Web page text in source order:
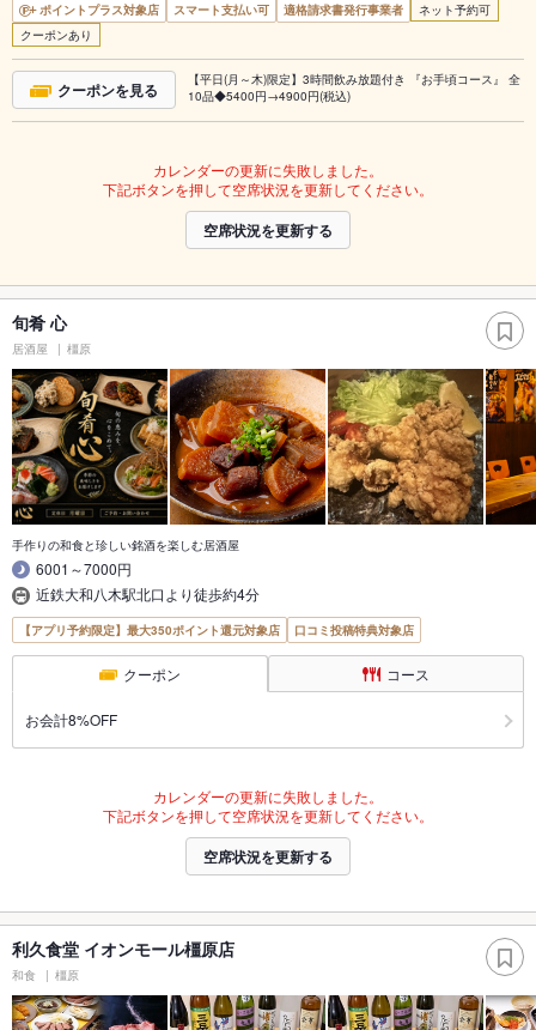
ポイントプラス対象店
スマート支払い可 適格請求書発行事業者
ネット予約可
クーポンあり
クーポンを見る
【平日(月～木)限定】3時間飲み放題付き 『お手頃コース』 全
10品◆5400円→4900円(税込)
カレンダーの更新に失敗しました。
下記ボタンを押して空席状況を更新してください。
空席状況を更新する
旬肴 心
居酒屋 橿原
手作りの和食と珍しい銘酒を楽しむ居酒屋
6001～7000円
近鉄大和八木駅北口より徒歩約4分
【アプリ予約限定】最大350ポイント還元対象店 口コミ投稿特典対象店
クーポン コース
お会計8%OFF
カレンダーの更新に失敗しました。
下記ボタンを押して空席状況を更新してください。
空席状況を更新する
利久食堂 イオンモール橿原店
和食 橿原